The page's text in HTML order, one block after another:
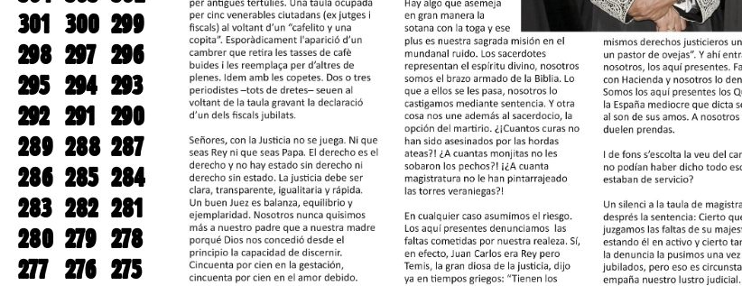
301 300 299
298 297 296
295 294 293
292 291 290
289 288 287
286 285 284
283 282 281
280 279 278
277 276 275